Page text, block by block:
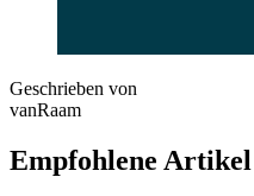
Geschrieben von
vanRaam
Empfohlene Artikel